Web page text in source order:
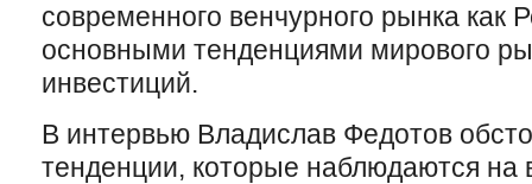
современного венчурного рынка как
основными тенденциями мирового
инвестиций.
В интервью Владислав Федотов
тенденции, которые наблюдаются на